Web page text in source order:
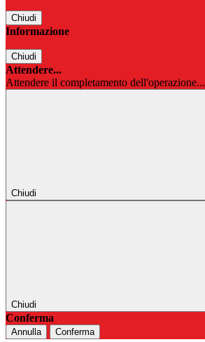
Chiudi
Informazione
Chiudi
Attendere...
Attendere il completamento dell'operazione...
Chiudi
Chiudi
Conferma
Annulla Conferma